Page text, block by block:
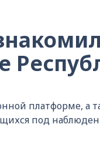
платформе, а
под